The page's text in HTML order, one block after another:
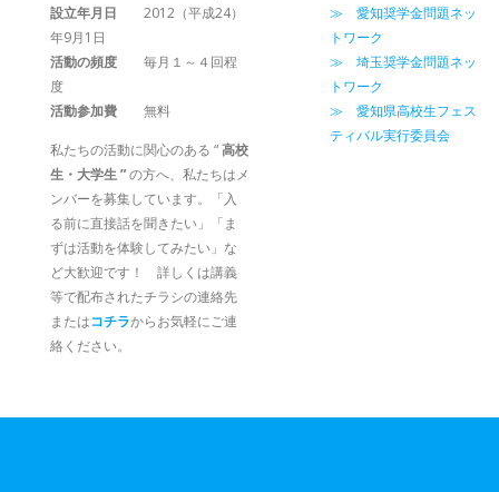
設立年月日 2012（平成24）
年9月1日
活動の頻度 毎月１～４回程
度
活動参加費 無料
私たちの活動に関心のある “高校
生・大学生 ”の方へ、私たちはメ
ンバーを募集しています。「入
る前に直接話を聞きたい」「ま
ずは活動を体験してみたい」な
ど大歓迎です！ 詳しくは講義
等で配布されたチラシの連絡先
またはコチラからお気軽にご連
絡ください。
≫ 愛知奨学金問題ネッ
トワーク
≫ 埼玉奨学金問題ネッ
トワーク
≫ 愛知県高校生フェス
ティバル実行委員会